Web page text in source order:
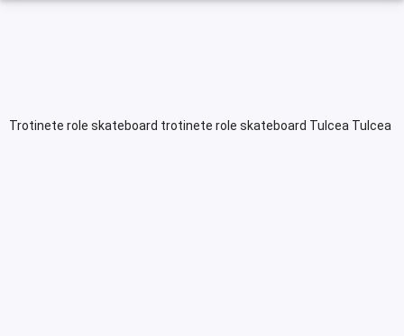
Trotinete role skateboard trotinete role skateboard Tulcea Tulcea